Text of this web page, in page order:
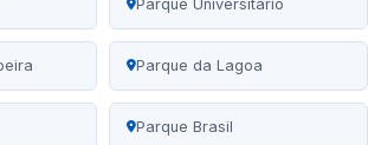
Parque Universitário
Parque da Lagoa
Parque Brasil